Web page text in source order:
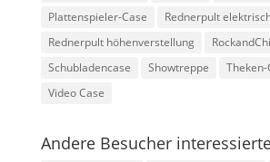
Plattenspieler-Case
Rednerpult
Rednerpult höhenverstellung
Schubladencase
Showtreppe
Theken-
Video Case
Andere Besucher